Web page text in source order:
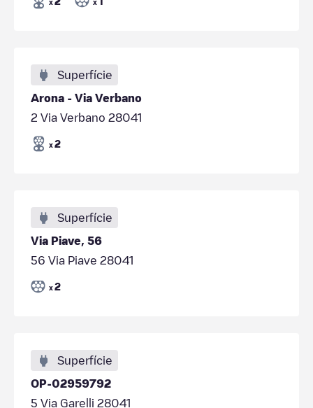
x x
Superfície
Arona - Via Verbano
2 Via Verbano 28041
x 2
Superfície
Via Piave, 56
56 Via Piave 28041
x 2
Superfície
OP-02959792
5 Via Garelli 28041